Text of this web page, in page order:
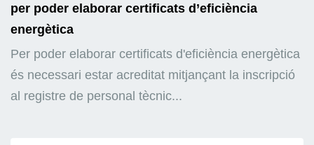
per poder elaborar certificats d’eficiència
energètica
Per poder elaborar certificats d'eficiència energètica
és necessari estar acreditat mitjançant la inscripció
al registre de personal tècnic...